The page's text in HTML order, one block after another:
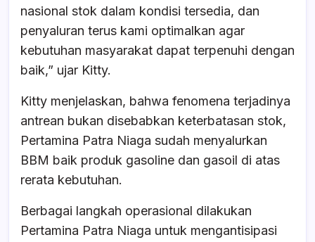
nasional stok dalam kondisi tersedia, dan
penyaluran terus kami optimalkan agar
kebutuhan masyarakat dapat terpenuhi dengan
baik,” ujar Kitty.
Kitty menjelaskan, bahwa fenomena terjadinya
antrean bukan disebabkan keterbatasan stok,
Pertamina Patra Niaga sudah menyalurkan
BBM baik produk gasoline dan gasoil di atas
rerata kebutuhan.
Berbagai langkah operasional dilakukan
Pertamina Patra Niaga untuk mengantisipasi